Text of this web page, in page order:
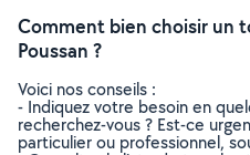
Comment bien choisir un
Poussan ?
Voici nos conseils :
- Indiquez votre besoin en
recherchez-vous ? Est-ce
particulier ou professionnel,